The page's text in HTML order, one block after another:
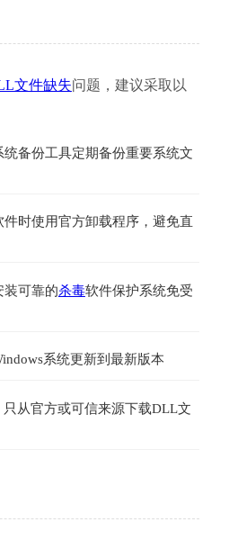
文件缺失问题，建议采取以
统备份工具定期备份重要系统文
件时使用官方卸载程序，避免直
装可靠的杀毒软件保护系统免受
系统更新到最新版本
只从官方或可信来源下载DLL文